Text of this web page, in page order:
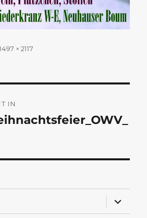
× 2117
IN
öffnen